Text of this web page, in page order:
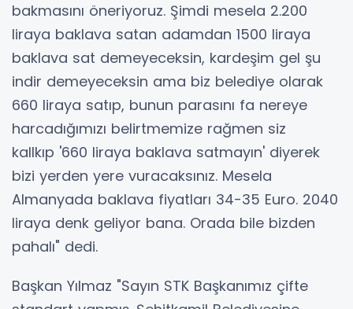
bakmasını öneriyoruz. Şimdi mesela 2.200
liraya baklava satan adamdan 1500 liraya
baklava sat demeyeceksin, kardeşim gel şu
indir demeyeceksin ama biz belediye olarak
660 liraya satıp, bunun parasını fa nereye
harcadığımızı belirtmemize rağmen siz
kallkıp '660 liraya baklava satmayın' diyerek
bizi yerden yere vuracaksınız. Mesela
Almanyada baklava fiyatları 34-35 Euro. 2040
liraya denk geliyor bana. Orada bile bizden
pahalı" dedi.
Başkan Yılmaz "Sayın STK Başkanımız çifte